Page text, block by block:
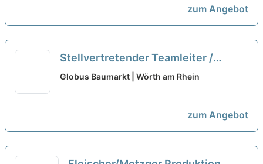
zum Angebot
Stellvertretender Teamleiter /
Abteilungsleiter (m/w/d) Kasse
Globus Baumarkt | Wörth am Rhein
zum Angebot